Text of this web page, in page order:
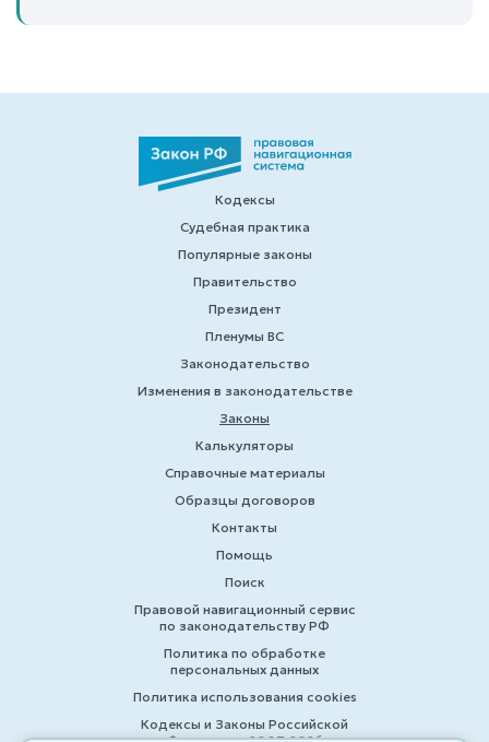
Кодексы
Судебная практика
Популярные законы
Правительство
Президент
Пленумы ВС
Законодательство
Изменения в законодательстве
Законы
Калькуляторы
Справочные материалы
Образцы договоров
Контакты
Помощь
Поиск
Правовой навигационный сервис
по законодательству РФ
Политика по обработке
персональных данных
Политика использования cookies
Кодексы и Законы Российской